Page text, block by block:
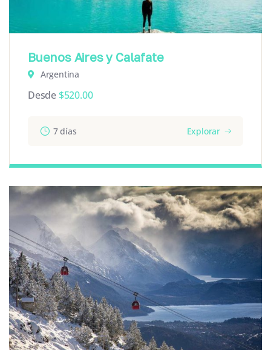
Buenos Aires y Calafate
Argentina
Desde $520.00
7 días Explorar